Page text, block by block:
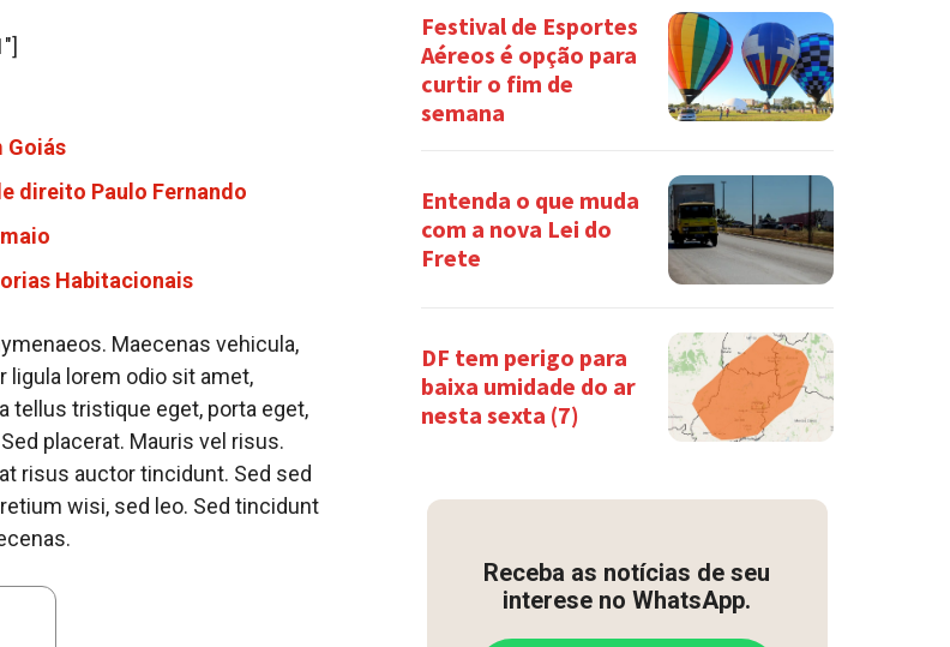
Goiás
direito Paulo Fernando
Habitacionais
Maecenas vehicula,
ligula lorem odio sit amet,
tellus tristique eget, porta eget,
placerat. Mauris vel risus.
risus auctor tincidunt. Sed sed
wisi, sed leo. Sed tincidunt
Festival de Esportes
Aéreos é opção para
curtir o fim de
semana
Entenda o que muda
com a nova Lei do
Frete
DF tem perigo para
baixa umidade do ar
nesta sexta (7)
Receba as notícias de seu
interese no WhatsApp.